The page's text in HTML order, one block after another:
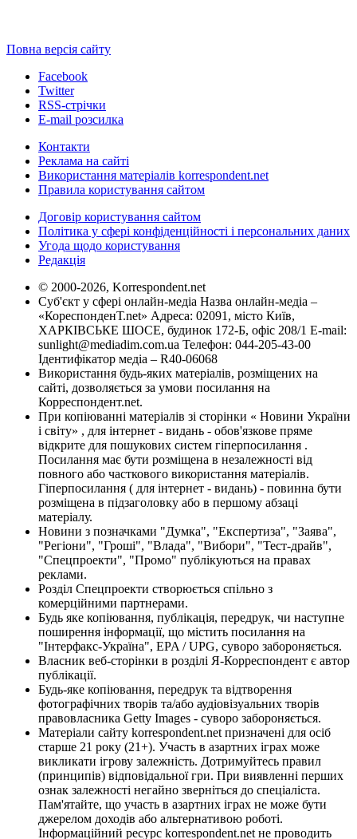
Повна версія сайту
Facebook
Twitter
RSS-стрічки
E-mail розсилка
Контакти
Реклама на сайті
Використання матеріалів korrespondent.net
Правила користування сайтом
Договір користування сайтом
Політика у сфері конфіденційності і персональних даних
Угода щодо користування
Редакція
© 2000-2026, Korrespondent.net
Суб'єкт у сфері онлайн-медіа Назва онлайн-медіа –
«КореспонденТ.net» Адреса: 02091, місто Київ,
ХАРКІВСЬКЕ ШОСЕ, будинок 172-Б, офіс 208/1 E-mail:
sunlight@mediadim.com.ua Телефон: 044-205-43-00
Ідентифікатор медіа – R40-06068
Використання будь-яких матеріалів, розміщених на
сайті, дозволяється за умови посилання на
Корреспондент.net.
При копіюванні матеріалів зі сторінки « Новини України
і світу» , для інтернет - видань - обов'язкове пряме
відкрите для пошукових систем гіперпосилання .
Посилання має бути розміщена в незалежності від
повного або часткового використання матеріалів.
Гіперпосилання ( для інтернет - видань) - повинна бути
розміщена в підзаголовку або в першому абзаці
матеріалу.
Новини з позначками "Думка", "Експертиза", "Заява",
"Регіони", "Гроші", "Влада", "Вибори", "Тест-драйв",
"Спецпроекти", "Промо" публікуються на правах
реклами.
Розділ Спецпроекти створюється спільно з
комерційними партнерами.
Будь яке копіювання, публікація, передрук, чи наступне
поширення інформації, що містить посилання на
"Інтерфакс-Україна", EPA / UPG, суворо забороняється.
Власник веб-сторінки в розділі Я-Корреспондент є автор
публікації.
Будь-яке копіювання, передрук та відтворення
фотографічних творів та/або аудіовізуальних творів
правовласника Getty Images - суворо забороняється.
Матеріали сайту korrespondent.net призначені для осіб
старше 21 року (21+). Участь в азартних іграх може
викликати ігрову залежність. Дотримуйтесь правил
(принципів) відповідальної гри. При виявленні перших
ознак залежності негайно зверніться до спеціаліста.
Пам'ятайте, що участь в азартних іграх не може бути
джерелом доходів або альтернативою роботі.
Інформаційний ресурс korrespondent.net не проводить